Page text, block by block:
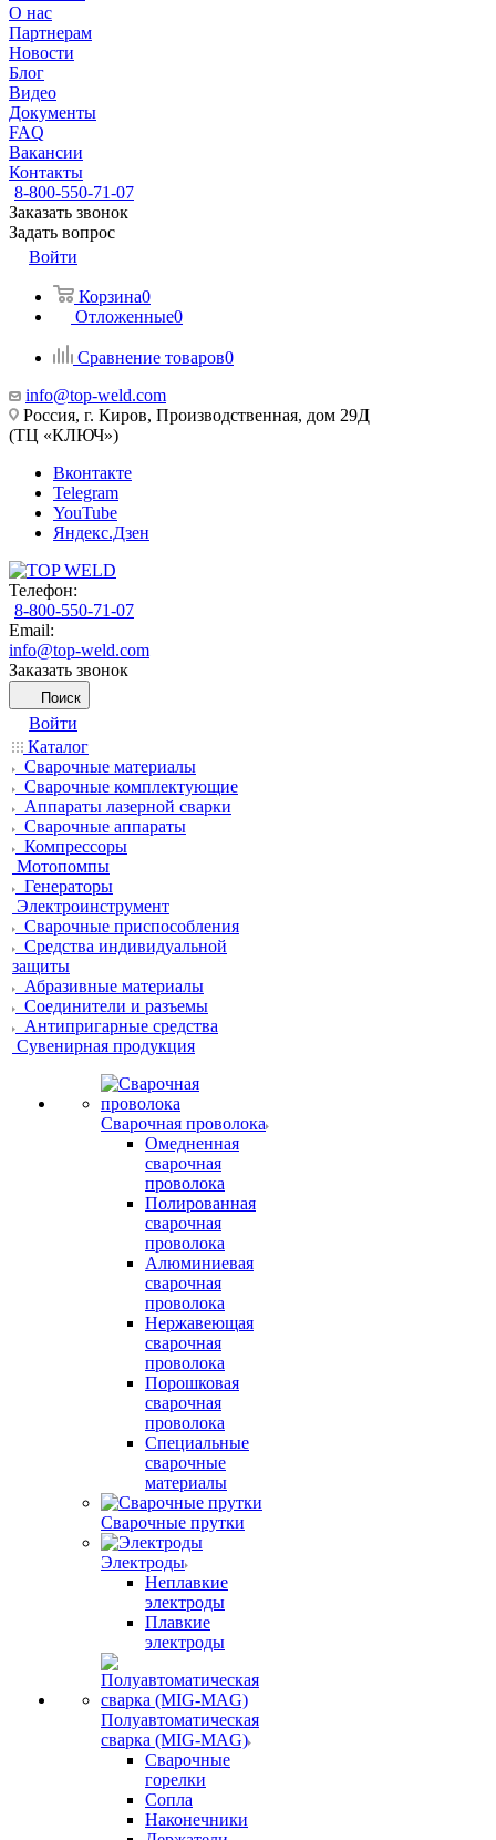
О нас
Партнерам
Новости
Блог
Видео
Документы
FAQ
Вакансии
Контакты
8-800-550-71-07
Заказать звонок
Задать вопрос
Войти
Корзина0
Отложенные0
Сравнение товаров0
info@top-weld.com
Россия, г. Киров, Производственная, дом 29Д
(ТЦ «КЛЮЧ»)
Вконтакте
Telegram
YouTube
Яндекс.Дзен
Телефон:
8-800-550-71-07
Email:
info@top-weld.com
Заказать звонок
Поиск
Войти
Каталог
Сварочные материалы
Сварочные комплектующие
Аппараты лазерной сварки
Сварочные аппараты
Компрессоры
Мотопомпы
Генераторы
Электроинструмент
Сварочные приспособления
Средства индивидуальной
защиты
Абразивные материалы
Соединители и разъемы
Антипригарные средства
Сувенирная продукция
Сварочная проволока
Омедненная
сварочная
проволока
Полированная
сварочная
проволока
Алюминиевая
сварочная
проволока
Нержавеющая
сварочная
проволока
Порошковая
сварочная
проволока
Специальные
сварочные
материалы
Сварочные прутки
Электроды
Неплавкие
электроды
Плавкие
электроды
Полуавтоматическая
сварка (MIG-MAG)
Сварочные
горелки
Сопла
Наконечники